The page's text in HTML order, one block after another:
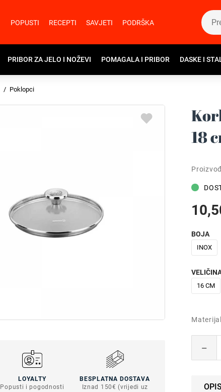
POPUSTI RECEPTI SAVJETI PODRŠKA
PRIBOR ZA JELO I NOŽEVI POMAGALA I PRIBOR DASKE I
Poklopci
LOYALTY
Popusti i pogodnosti
BESPLATNA DOSTAVA
Iznad 150€ (vrijedi uz
18
BOJA
INOX
16 CM